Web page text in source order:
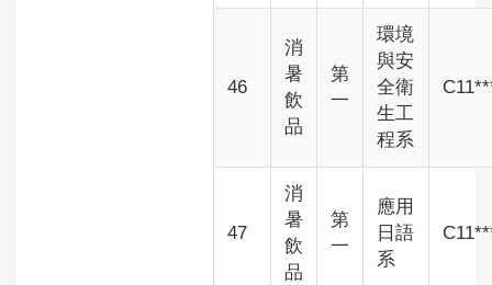
46
消
暑
飲
品
第
一
環境
與安
全衛
生工
程系
47
消
暑
飲
品
第
一
應用
日語
系